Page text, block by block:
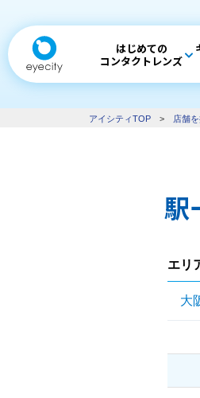
はじめての
コンタクトレンズ
アイシティTOP > 店舗
駅
エリ
大